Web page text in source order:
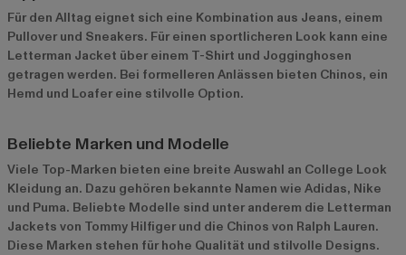
Für den Alltag eignet sich eine Kombination aus Jeans, einem
Pullover und Sneakers. Für einen sportlicheren Look kann eine
Letterman Jacket über einem T-Shirt und Jogginghosen
getragen werden. Bei formelleren Anlässen bieten Chinos, ein
Hemd und Loafer eine stilvolle Option.
Beliebte Marken und Modelle
Viele Top-Marken bieten eine breite Auswahl an College Look
Kleidung an. Dazu gehören bekannte Namen wie Adidas, Nike
und Puma. Beliebte Modelle sind unter anderem die Letterman
Jackets von Tommy Hilfiger und die Chinos von Ralph Lauren.
Diese Marken stehen für hohe Qualität und stilvolle Designs.